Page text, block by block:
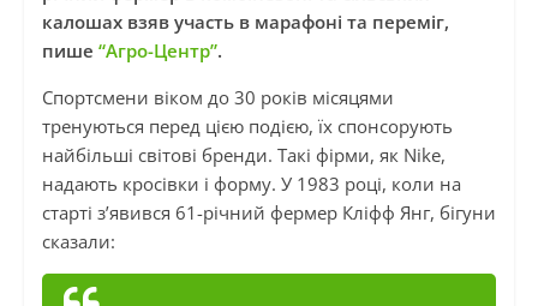
калошах взяв участь в марафоні та переміг,
пише “Агро-Центр”.
Спортсмени віком до 30 років місяцями
тренуються перед цією подією, їх спонсорують
найбільші світові бренди. Такі фірми, як Nike,
надають кросівки і форму. У 1983 році, коли на
старті з’явився 61-річний фермер Кліфф Янг, бігуни
сказали: